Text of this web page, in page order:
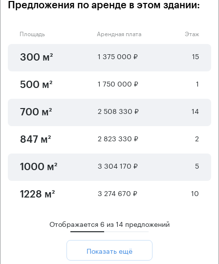
Предложения по аренде в этом здании:
Площадь Арендная плата Этаж
300 м² 1 375 000 ₽ 15
500 м² 1 750 000 ₽ 1
700 м² 2 508 330 ₽ 14
847 м² 2 823 330 ₽ 2
1000 м² 3 304 170 ₽ 5
1228 м² 3 274 670 ₽ 10
Отображается 6 из14 предложений
Показать ещё